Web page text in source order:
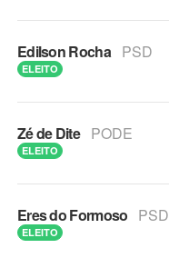
Edilson Rocha PSD
ELEITO
Zé de Dite PODE
ELEITO
Eres do Formoso PSD
ELEITO